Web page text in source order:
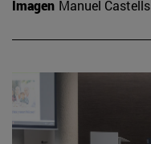
Imagen Manuel Castells